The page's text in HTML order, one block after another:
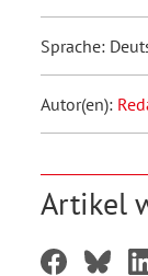
Sprache:
Autor(en):
Artikel